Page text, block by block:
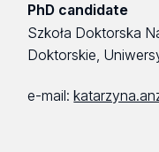
PhD candidate
Szkoła Doktorska
Doktorskie,
e-mail: